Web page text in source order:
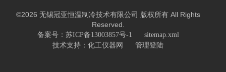
©2026 无锡冠亚恒温制冷技术有限公司 版权所有 All Rights
Reserved.
备案号：苏ICP备13003857号-1 sitemap.xml
技术支持： 化工仪器网 管理登陆